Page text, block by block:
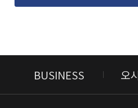
BUSINESS 오